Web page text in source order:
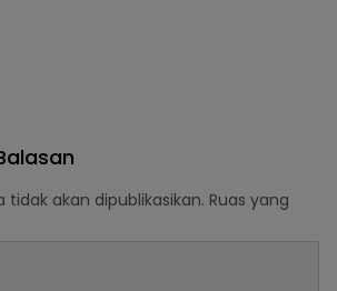
akan dipublikasikan. Ruas yang